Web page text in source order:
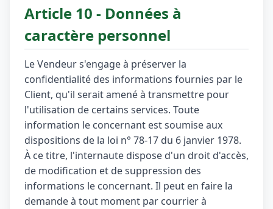
Article 10 - Données à
caractère personnel
Le Vendeur s'engage à préserver la
confidentialité des informations fournies par le
Client, qu'il serait amené à transmettre pour
l'utilisation de certains services. Toute
information le concernant est soumise aux
dispositions de la loi n° 78-17 du 6 janvier 1978.
À ce titre, l'internaute dispose d'un droit d'accès,
de modification et de suppression des
informations le concernant. Il peut en faire la
demande à tout moment par courrier à